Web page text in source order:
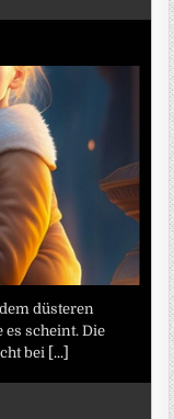
düsteren
scheint. Die
bei [...]